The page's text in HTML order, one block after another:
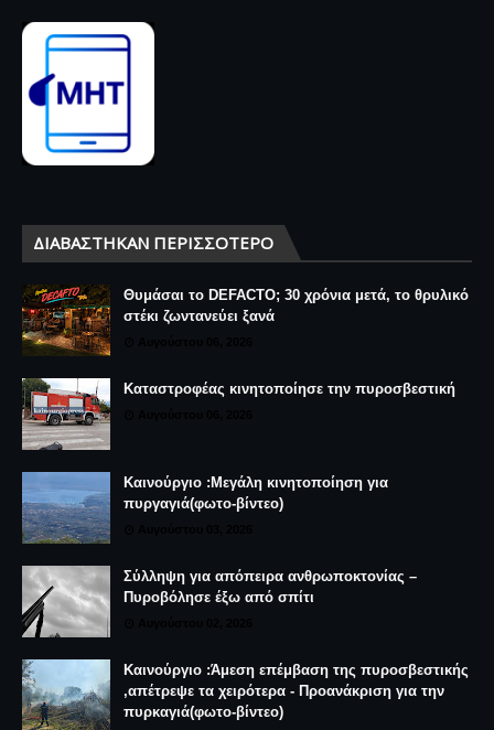
ΔΙΑΒΆΣΤΗΚΑΝ ΠΕΡΙΣΣΌΤΕΡΟ
Θυμάσαι το DEFACTO; 30 χρόνια μετά, το θρυλικό
στέκι ζωντανεύει ξανά
Καταστροφέας κινητοποίησε την πυροσβεστική
Καινούργιο :Μεγάλη κινητοποίηση για
πυργαγιά(φωτο-βίντεο)
Σύλληψη για απόπειρα ανθρωποκτονίας –
Πυροβόλησε έξω από σπίτι
Καινούργιο :Άμεση επέμβαση της πυροσβεστικής
,απέτρεψε τα χειρότερα - Προανάκριση για την
πυρκαγιά(φωτο-βίντεο)